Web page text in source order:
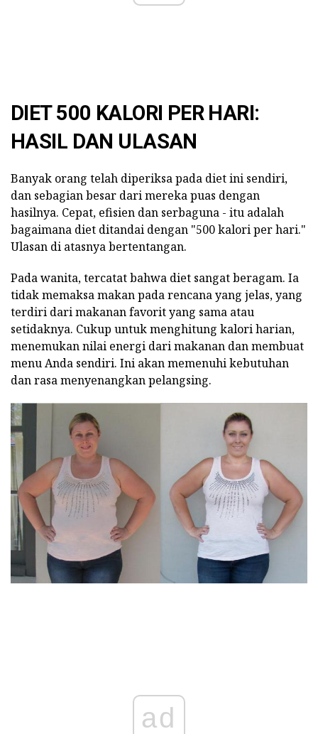
DIET 500 KALORI PER HARI:
HASIL DAN ULASAN
Banyak orang telah diperiksa pada diet ini sendiri,
dan sebagian besar dari mereka puas dengan
hasilnya. Cepat, efisien dan serbaguna - itu adalah
bagaimana diet ditandai dengan "500 kalori per hari."
Ulasan di atasnya bertentangan.
Pada wanita, tercatat bahwa diet sangat beragam. Ia
tidak memaksa makan pada rencana yang jelas, yang
terdiri dari makanan favorit yang sama atau
setidaknya. Cukup untuk menghitung kalori harian,
menemukan nilai energi dari makanan dan membuat
menu Anda sendiri. Ini akan memenuhi kebutuhan
dan rasa menyenangkan pelangsing.
ad